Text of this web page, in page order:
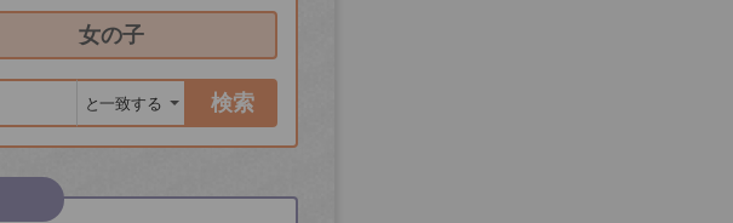
女の子
検索